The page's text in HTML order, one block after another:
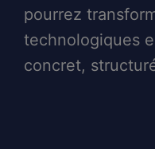
pourrez
technologiques
concret,